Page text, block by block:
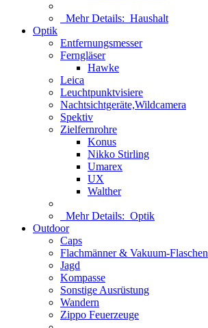
Mehr Details: Haushalt
Optik
Entfernungsmesser
Ferngläser
Hawke
Leica
Leuchtpunktvisiere
Nachtsichtgeräte,Wildcamera
Spektiv
Zielfernrohre
Konus
Nikko Stirling
Umarex
UX
Walther
Mehr Details: Optik
Outdoor
Caps
Flachmänner & Vakuum-Flaschen
Jagd
Kompasse
Sonstige Ausrüstung
Wandern
Zippo Feuerzeuge